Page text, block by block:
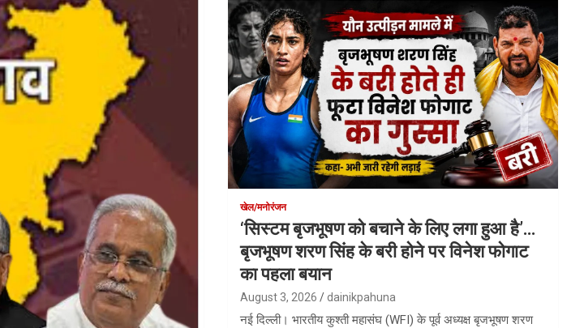
खेल/मनोरंजन
‘सिस्टम बृजभूषण को बचाने के लिए लगा हुआ है’…
बृजभूषण शरण सिंह के बरी होने पर विनेश फोगाट
का पहला बयान
August 3, 2026 dainikpahuna
नई दिल्ली। भारतीय कुश्ती महासंघ (WFI) के पूर्व अध्यक्ष बृजभूषण शरण